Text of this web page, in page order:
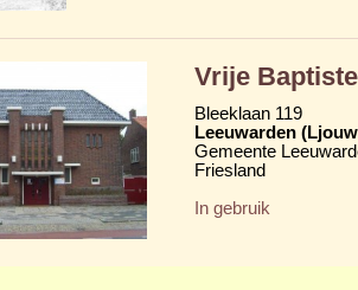
Vrije
Bleeklaan 119
Leeuwarden
Gemeente
Friesland
In gebruik